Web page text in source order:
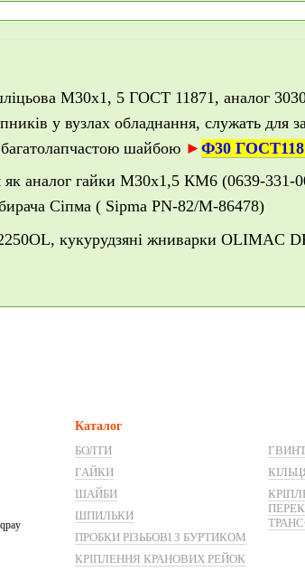
М30х1, 5 ГОСТ 11871, аналог
у вузлах обладнання, служать для
багатолапчастою шайбою ► Ф30
як аналог гайки М30х1,5 КМ6 (0639-331-
Сіпма ( Sipma PN-82/M-86478)
кукурудзяні жниварки OLIMAC
Каталог
БОЛТИ
ГАЙКИ
ШАЙБИ
ШПИЛЬКИ
ПРОБКИ РІЗЬБОВІ З БУРТИКОМ
КРІПЛЕННЯ КРАНОВИХ РЕЙОК